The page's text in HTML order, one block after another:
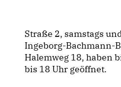
Straße 2, samstags
Ingeborg-Bachmann-
Halemweg 18, haben
bis 18 Uhr geöffnet.